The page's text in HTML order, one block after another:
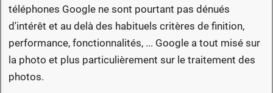
téléphones Google ne sont pourtant pas dénués
d'intérêt et au delà des habituels critères de finition,
performance, fonctionnalités, ... Google a tout misé sur
la photo et plus particulièrement sur le traitement des
photos.